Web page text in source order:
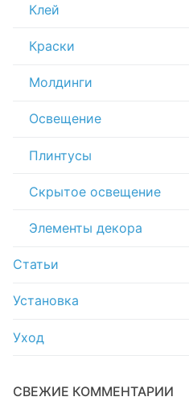
Клей
Краски
Молдинги
Освещение
Плинтусы
Скрытое освещение
Элементы декора
Статьи
Установка
Уход
СВЕЖИЕ КОММЕНТАРИИ